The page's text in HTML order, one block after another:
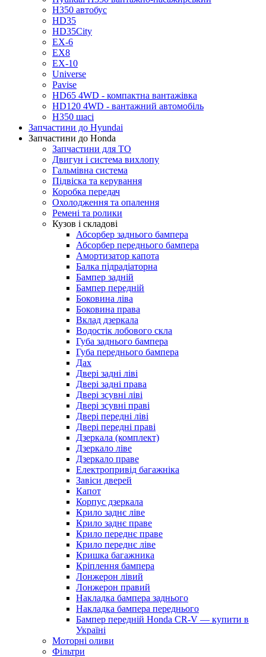
H350 автобус
HD35
HD35City
ЕХ-6
EX8
ЕХ-10
Universe
Pavise
HD65 4WD - компактна вантажівка
HD120 4WD - вантажний автомобіль
H350 шасі
Запчастини до Hyundai
Запчастини до Honda
Запчастини для ТО
Двигун і система вихлопу
Гальмівна система
Підвіска та керування
Коробка передач
Охолодження та опалення
Ремені та ролики
Кузов і складові
Абсорбер заднього бампера
Абсорбер переднього бампера
Амортизатор капота
Балка підрадіаторна
Бампер задній
Бампер передній
Боковина ліва
Боковина права
Вклад дзеркала
Водостік лобового скла
Губа заднього бампера
Губа переднього бампера
Дах
Двері задні ліві
Двері задні права
Двері зсувні ліві
Двері зсувні праві
Двері передні ліві
Двері передні праві
Дзеркала (комплект)
Дзеркало ліве
Дзеркало праве
Електропривід багажніка
Завіси дверей
Капот
Корпус дзеркала
Крило заднє ліве
Крило заднє праве
Крило переднє праве
Крило переднє ліве
Кришка багажника
Кріплення бампера
Лонжерон лівий
Лонжерон правий
Накладка бампера заднього
Накладка бампера переднього
Бампер передній Honda CR-V — купити в
Україні
Моторні оливи
Фільтри